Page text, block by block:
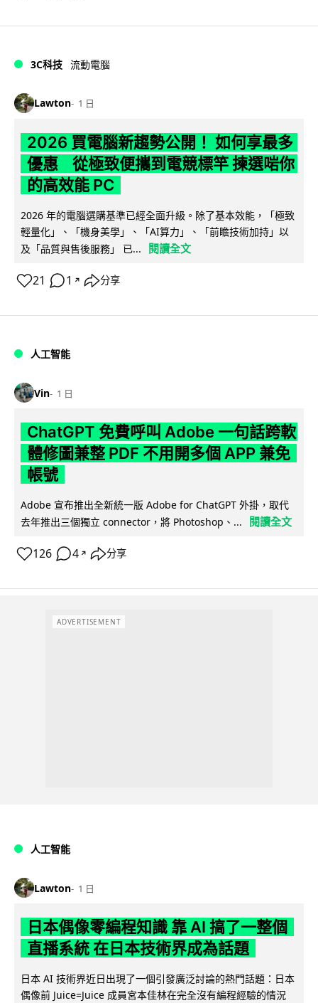
3C科技 流動電腦
Lawton 1 日
2026 買電腦新趨勢公開！ 如何享最多
優惠 從極致便攜到電競標竿 揀選啱你
的高效能 PC
2026 年的電腦選購基準已經全面升級。除了基本效能，「極致
輕量化」、「機身美學」、「AI算力」、「前瞻技術加持」以
及「品質與售後服務」 已...
閱讀全文
21 1 ↗ 分享
人工智能
Vin 1 日
ChatGPT 免費呼叫 Adobe 一句話跨軟
體修圖兼整 PDF 不用開多個 APP 兼免
帳號
Adobe 宣布推出全新統一版 Adobe for ChatGPT 外掛，取代
去年推出三個獨立 connector，將 Photoshop、...
閱讀全文
126 4 ↗ 分享
ADVERTISEMENT
人工智能
Lawton 1 日
日本偶像零編程知識 靠 AI 搞了一整個
直播系統 在日本技術界成為話題
日本 AI 技術界近日出現了一個引發廣泛討論的熱門話題：日本
偶像前 Juice=Juice 成員宮本佳林在完全沒有編程經驗的情況